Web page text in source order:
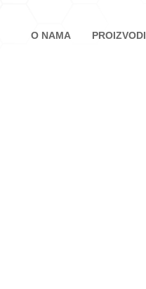
O NAMA PROIZVODI